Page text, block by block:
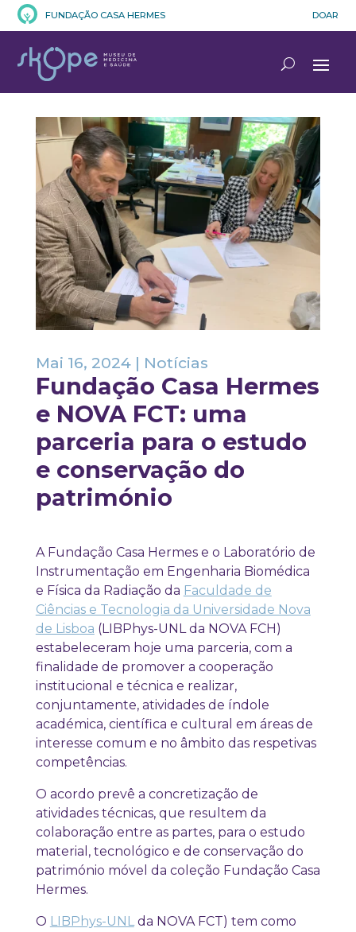
FUNDAÇÃO CASA HERMES DOAR
Fundação Casa Hermes
e NOVA FCT: uma
parceria para o estudo
e conservação do
património
Mai 16, 2024| Notícias
A Fundação Casa Hermes e o Laboratório de
Instrumentação em Engenharia Biomédica
e Física da Radiação da Faculdade de
Ciências e Tecnologia da Universidade Nova
de Lisboa (LIBPhys-UNL da NOVA FCH)
estabeleceram hoje uma parceria, com a
finalidade de promover a cooperação
institucional e técnica e realizar,
conjuntamente, atividades de índole
académica, científica e cultural em áreas de
interesse comum e no âmbito das respetivas
competências.
O acordo prevê a concretização de
atividades técnicas, que resultem da
colaboração entre as partes, para o estudo
material, tecnológico e de conservação do
património móvel da coleção Fundação Casa
Hermes.
O LIBPhys-UNLda NOVA FCT) tem como